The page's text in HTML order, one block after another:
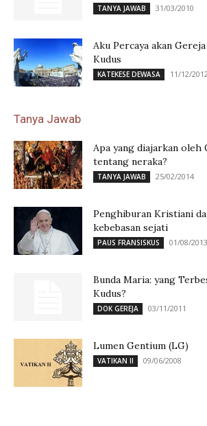
TANYA JAWAB 31/03/2010
Aku Percaya akan
Kudus
KATEKESE DEWASA 11/12/
Tanya Jawab
Apa yang diajarkan oleh
tentang neraka?
TANYA JAWAB 25/02/2014
Penghiburan Kristiani
kebebasan sejati
PAUS FRANSISKUS 01/08/2013
Bunda Maria: yang
Kudus?
DOK GEREJA 03/11/2011
Lumen Gentium (LG)
VATIKAN II 09/06/2008